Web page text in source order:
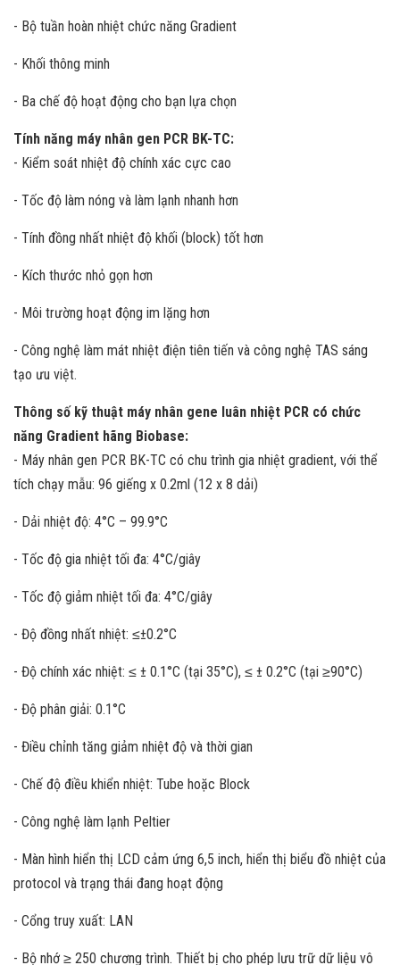
- Bộ tuần hoàn nhiệt chức năng Gradient
- Khối thông minh
- Ba chế độ hoạt động cho bạn lựa chọn
Tính năng máy nhân gen PCR BK-TC:
- Kiểm soát nhiệt độ chính xác cực cao
- Tốc độ làm nóng và làm lạnh nhanh hơn
- Tính đồng nhất nhiệt độ khối (block) tốt hơn
- Kích thước nhỏ gọn hơn
- Môi trường hoạt động im lặng hơn
- Công nghệ làm mát nhiệt điện tiên tiến và công nghệ TAS sáng
tạo ưu việt.
Thông số kỹ thuật máy nhân gene luân nhiệt PCR có chức
năng Gradient hãng Biobase:
- Máy nhân gen PCR BK-TC có chu trình gia nhiệt gradient, với thể
tích chạy mẫu: 96 giếng x 0.2ml (12 x 8 dải)
- Dải nhiệt độ: 4°C – 99.9°C
- Tốc độ gia nhiệt tối đa: 4°C/giây
- Tốc độ giảm nhiệt tối đa: 4°C/giây
- Độ đồng nhất nhiệt: ≤±0.2°C
- Độ chính xác nhiệt: ≤ ± 0.1°C (tại 35°C), ≤ ± 0.2°C (tại ≥90°C)
- Độ phân giải: 0.1°C
- Điều chỉnh tăng giảm nhiệt độ và thời gian
- Chế độ điều khiển nhiệt: Tube hoặc Block
- Công nghệ làm lạnh Peltier
- Màn hình hiển thị LCD cảm ứng 6,5 inch, hiển thị biểu đồ nhiệt của
protocol và trạng thái đang hoạt động
- Cổng truy xuất: LAN
- Bộ nhớ ≥ 250 chương trình. Thiết bị cho phép lưu trữ dữ liệu vô